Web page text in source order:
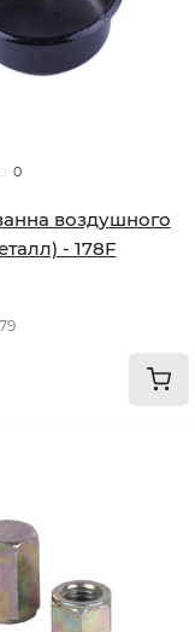
0
воздушного
- 178F